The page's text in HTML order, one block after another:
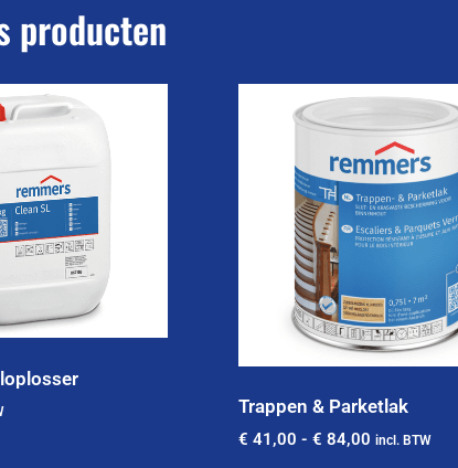
producten
Trappen & Parketlak
€ 41,00 - € 84,00 incl. BTW